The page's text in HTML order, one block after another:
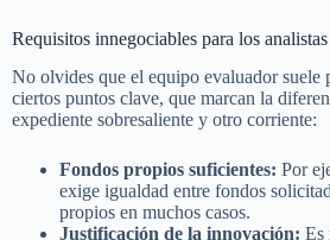
Requisitos innegociables para los analistas
No olvides que el equipo evaluador suele
ciertos puntos clave, que marcan la
expediente sobresaliente y otro corriente:
Fondos propios suficientes: Por
exige igualdad entre fondos
propios en muchos casos.
Justificación de la innovación: Es